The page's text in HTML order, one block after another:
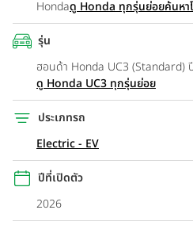
ด้วย Honda SMART KEY ช่องชา
ของหลากหลายตำแหน่ง พร้อมโครง
เพิ่มความมั่นคงและความมั่นใจในกา
ฮอนด้าได้เปิดตัว Honda ev
ศูนย์การค้าเซ็นทรัลเวิลด์ และมีแผน
การใช้งานภายในปีนี้ และอีก 800 สถ
เปิดตัว รับสิทธิ์ชาร์จไฟฟรี 1 ปี จำหน่
Hondaดู Honda ทุกรุ่นย่อยค้นหา
รุ่น
ฮอนด้า Honda UC3 (Standard)
ดู Honda UC3 ทุกรุ่นย่อย
ประเภทรถ
Electric - EV
ปีที่เปิดตัว
2026